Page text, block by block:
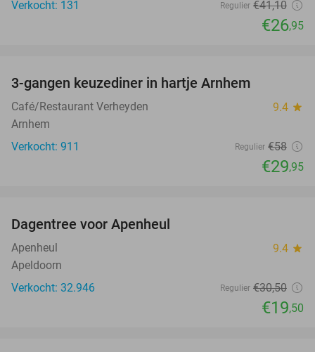
Verkocht: 131 Regulier €41,10
€26,95
3-gangen keuzediner in hartje Arnhem
Café/Restaurant Verheyden 9.4 star
Arnhem
Verkocht: 911
Regulier €58
€29,95
Dagentree voor Apenheul
Apenheul 9.4 star
Apeldoorn
Verkocht: 32.946
Regulier €30,50
€19,50